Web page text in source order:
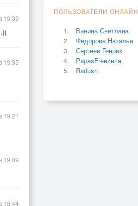
19:39
19:35
19:21
19:09
18:44
ПОЛЬЗОВАТЕЛИ ОНЛАЙН
Ванина Светлана
Фёдорова Наталья
Сергеев Генрих
PapasFreezeria
Radush